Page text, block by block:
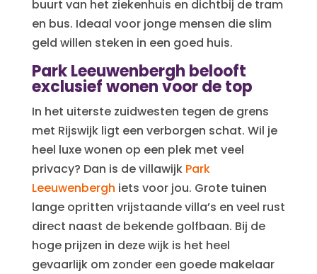
buurt van het ziekenhuis en dichtbij de tram
en bus. Ideaal voor jonge mensen die slim
geld willen steken in een goed huis.
Park Leeuwenbergh belooft
exclusief wonen voor de top
In het uiterste zuidwesten tegen de grens
met Rijswijk ligt een verborgen schat. Wil je
heel luxe wonen op een plek met veel
privacy? Dan is de villawijk Park
Leeuwenbergh iets voor jou. Grote tuinen
lange opritten vrijstaande villa’s en veel rust
direct naast de bekende golfbaan. Bij de
hoge prijzen in deze wijk is het heel
gevaarlijk om zonder een goede makelaar